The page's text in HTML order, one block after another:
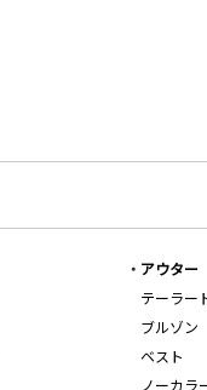
アウター
テーラー
ブルゾン
ベスト
ノーカラ